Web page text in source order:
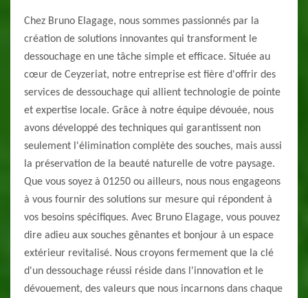
Chez Bruno Elagage, nous sommes passionnés par la
création de solutions innovantes qui transforment le
dessouchage en une tâche simple et efficace. Située au
cœur de Ceyzeriat, notre entreprise est fière d'offrir des
services de dessouchage qui allient technologie de pointe
et expertise locale. Grâce à notre équipe dévouée, nous
avons développé des techniques qui garantissent non
seulement l'élimination complète des souches, mais aussi
la préservation de la beauté naturelle de votre paysage.
Que vous soyez à 01250 ou ailleurs, nous nous engageons
à vous fournir des solutions sur mesure qui répondent à
vos besoins spécifiques. Avec Bruno Elagage, vous pouvez
dire adieu aux souches gênantes et bonjour à un espace
extérieur revitalisé. Nous croyons fermement que la clé
d'un dessouchage réussi réside dans l'innovation et le
dévouement, des valeurs que nous incarnons dans chaque